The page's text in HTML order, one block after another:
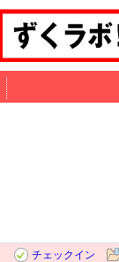
チェックイン